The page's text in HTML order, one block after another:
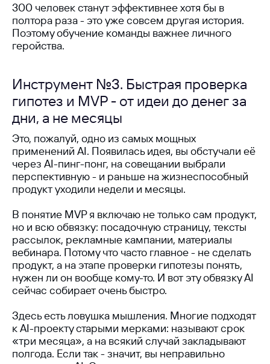
300 человек станут эффективнее хотя бы в
полтора раза - это уже совсем другая история.
Поэтому обучение команды важнее личного
геройства.
Инструмент №3. Быстрая проверка
гипотез и MVP - от идеи до денег за
дни, а не месяцы
Это, пожалуй, одно из самых мощных
применений AI. Появилась идея, вы обстучали её
через AI-пинг-понг, на совещании выбрали
перспективную - и раньше на жизнеспособный
продукт уходили недели и месяцы.
В понятие MVP я включаю не только сам продукт,
но и всю обвязку: посадочную страницу, тексты
рассылок, рекламные кампании, материалы
вебинара. Потому что часто главное - не сделать
продукт, а на этапе проверки гипотезы понять,
нужен ли он вообще кому-то. И вот эту обвязку AI
сейчас собирает очень быстро.
Здесь есть ловушка мышления. Многие подходят
к AI-проекту старыми мерками: называют срок
«три месяца», а на всякий случай закладывают
полгода. Если так - значит, вы неправильно